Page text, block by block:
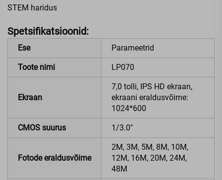
STEM haridus
Spetsifikatsioonid:
Ese Parameetrid
Toote nimi LP070
Ekraan
7,0 tolli, IPS HD ekraan,
ekraani eraldusvõime:
1024*600
CMOS suurus 1/3.0"
Fotode eraldusvõime
2M, 3M, 5M, 8M, 10M,
12M, 16M, 20M, 24M,
48M